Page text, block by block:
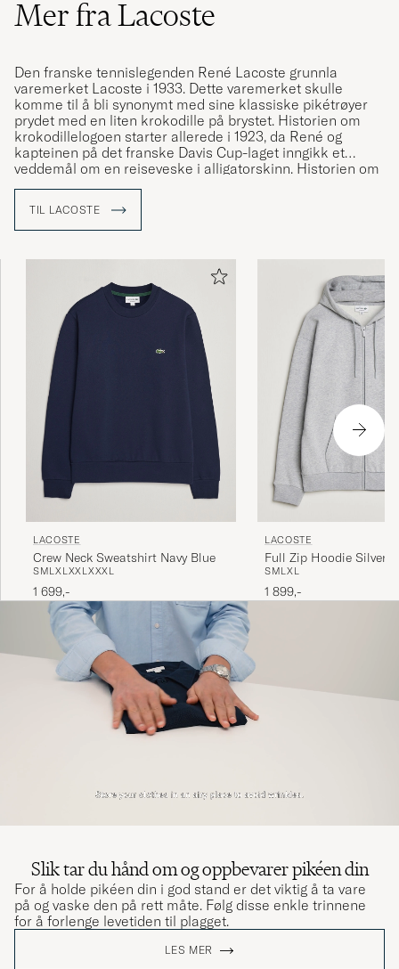
Sterne
Mer fra Lacoste
Den franske tennislegenden René Lacoste grunnla
varemerket Lacoste i 1933. Dette varemerket skulle
komme til å bli synonymt med sine klassiske pikétrøyer
prydet med en liten krokodille på brystet. Historien om
krokodillelogoen starter allerede i 1923, da René og
kapteinen på det franske Davis Cup-laget inngikk et
veddemål om en reiseveske i alligatorskinn. Historien om
veddemålet ble så populær i media at René fikk tilnavnet
kjælenavnet og fikk brodert en krokodille på brystet av en
jakke han begynte å gå med – en legende var født.
TIL LACOSTE
LACOSTE
Crew Neck Sweatshirt Navy Blue
SMLXLXXLXXXL
1 699,-
LACOSTE
Full Zip Hoodie Silver
SMLXL
1 899,-
Slik tar du hånd om og oppbevarer pikéen din
For å holde pikéen din i god stand er det viktig å ta vare
på og vaske den på rett måte. Følg disse enkle trinnene
for å forlenge levetiden til plagget.
LES MER